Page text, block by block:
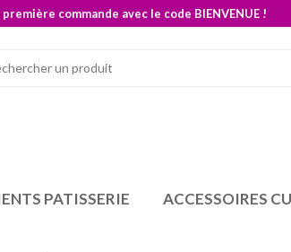
commande avec le code BIENVENUE !
PATISSERIE ACCESSOIRES